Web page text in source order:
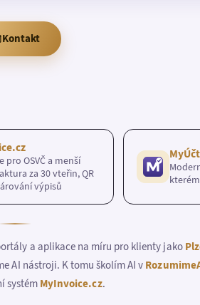
Kontakt
pro OSVČ a menší
za 30 vteřin, QR
výpisů
a aplikace na míru pro klienty jako
AI nástroji. K tomu školím AI v
systém MyInvoice.cz.